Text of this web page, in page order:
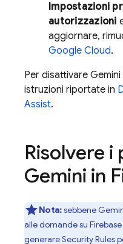
Impostazioni
autorizzazioni
aggiornare,
Google Cloud.
Per disattivare
istruzioni riportate in
Assist.
Risolvere i
Gemini in
Nota:sebbene
alle domande su
generareSecurity Rules